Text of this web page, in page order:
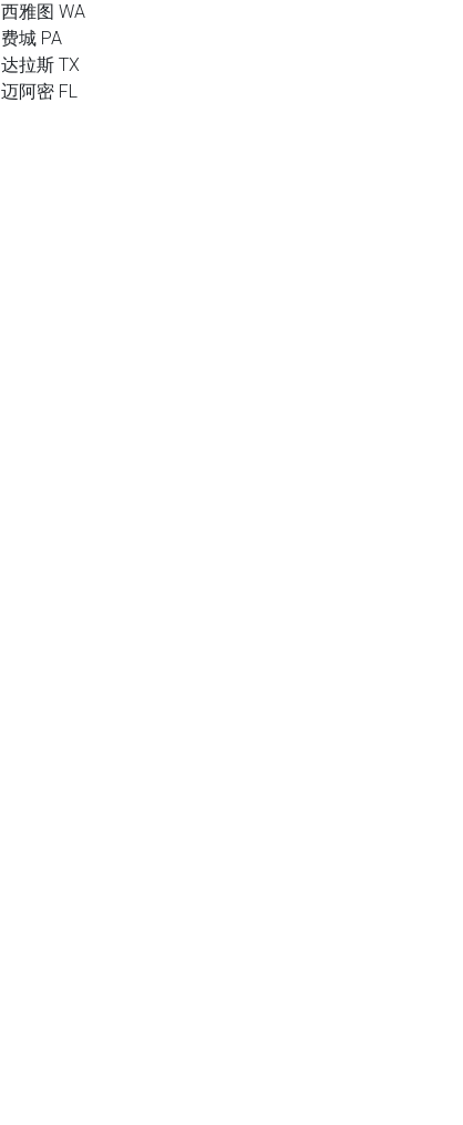
西雅图 WA
费城 PA
达拉斯 TX
迈阿密 FL